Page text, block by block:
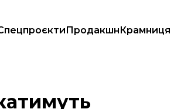
ПродакшнКрамниця